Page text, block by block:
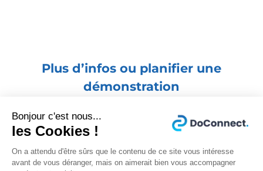
Plus d’infos ou planifier une
démonstration
w
Je remplis le formulaire ci-après et
Bonjour c'est nous...
les Cookies !
On a attendu d'être sûrs que le contenu de ce site vous intéresse
avant de vous déranger, mais on aimerait bien vous accompagner